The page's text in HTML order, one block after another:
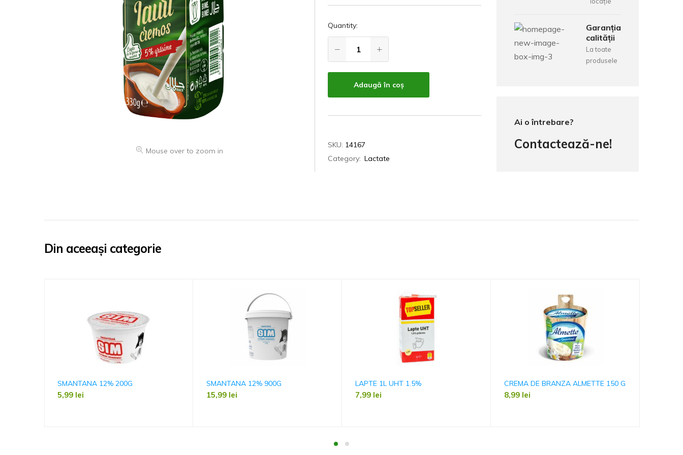
Mouse over to zoom in
Quantity:
Adaugă în coș
SKU: 14167
Category: Lactate
Garanția
calității
La toate
produsele
Ai o întrebare?
Contactează-ne!
Din aceeași categorie
SMANTANA 12% 200G
5,99 lei
SMANTANA 12% 900G
15,99 lei
LAPTE 1L UHT 1.5%
7,99 lei
CREMA DE BRANZA ALMETTE 150 G
8,99 lei